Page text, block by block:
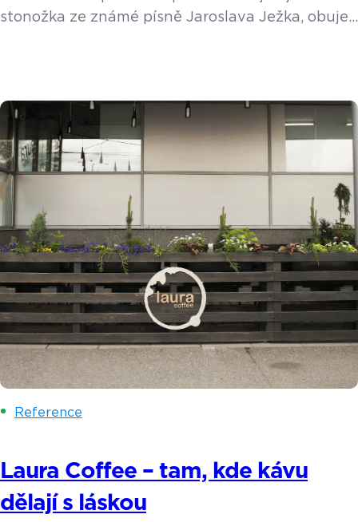
stonožka ze známé písně Jaroslava Ježka, obuje
Proč zvolila zrovna ponožky? Je to konec konců
praktické zboží, které bude každý vždy
potřebovat. Kromě ponožek ale můžete nakoupit
i pyžama, spodní prádlo, punčochy, čepičky […]
Reference
Laura Coffee – tam, kde kávu
dělají s láskou